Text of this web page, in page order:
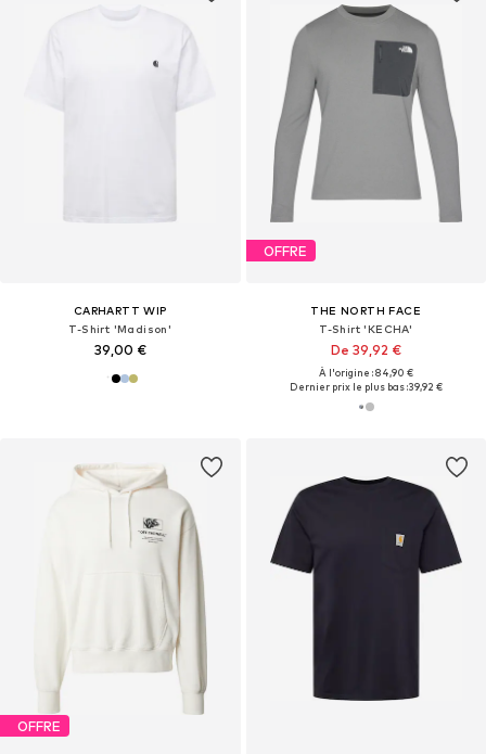
CARHARTT WIP
T-Shirt 'Madison'
39,00 €
OFFRE
THE NORTH FACE
T-Shirt 'KECHA'
De 39,92 €
À l'origine : 84,90 €
Dernier prix le plus bas :39,92 €
OFFRE